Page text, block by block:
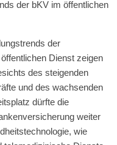
der bKV im öffentlichen
der
Dienst zeigen
des steigenden
und des wachsenden
dürfte die
weiter
wie